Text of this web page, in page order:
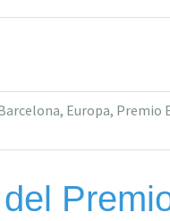
, Europa, Premio